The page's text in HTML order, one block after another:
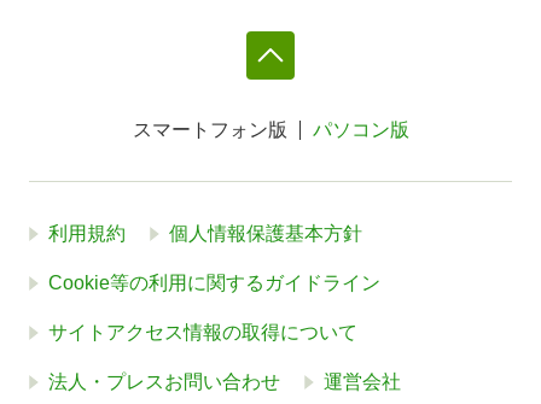
スマートフォン版 パソコン版
利用規約 個人情報保護基本方針
Cookie等の利用に関するガイドライン
サイトアクセス情報の取得について
法人・プレスお問い合わせ 運営会社